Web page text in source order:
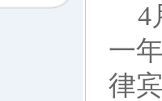
4
一
律